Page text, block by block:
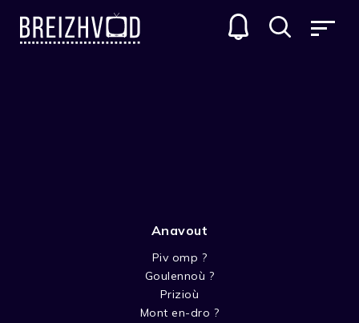
Anavout
Piv omp ?
Goulennoù ?
Prizioù
Mont en-dro ?